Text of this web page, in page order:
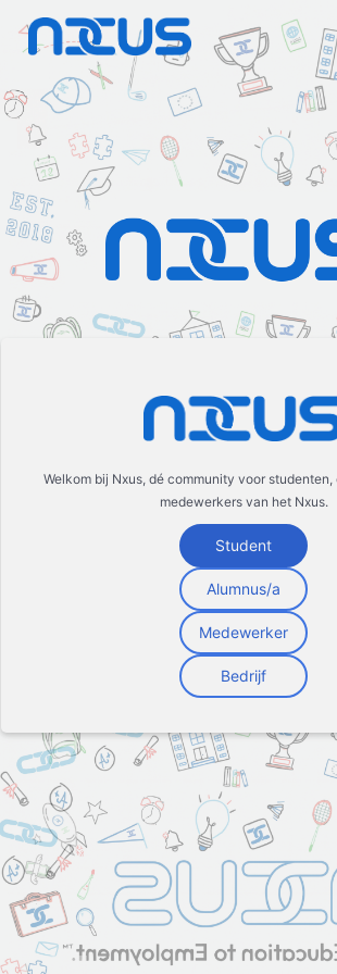
Welkom bij Nxus, dé community voor
medewerkers van het Nxus.
Student
Alumnus/a
Medewerker
Bedrijf